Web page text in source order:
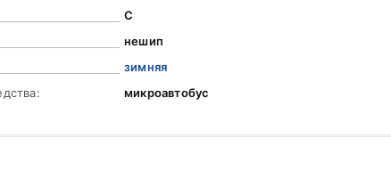
C
нешип
зимняя
микроавтобус